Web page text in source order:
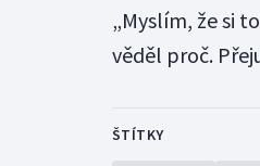
„Myslím, že si
věděl proč.
ŠTÍTKY